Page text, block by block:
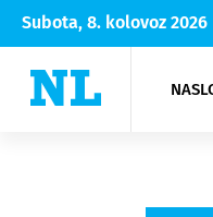
Subota, 8. kolovoz 2026